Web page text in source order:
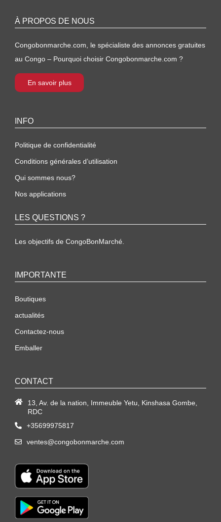
À PROPOS DE NOUS
Congobonmarche.com, le spécialiste des annonces gratuites
au Congo – Pourquoi choisir Congobonmarche.com ?
En savoir plus
INFO
Politique de confidentialité
Conditions générales d’utilisation
Qui sommes nous?
Nos applications
LES QUESTIONS ?
Les objectifs de CongoBonMarché.
IMPORTANTE
Boutiques
actualités
Contactez-nous
Emballer
CONTACT
13, Av. de la nation, Immeuble Yetu, Kinshasa Gombe,
RDC
+35699975817
ventes@congobonmarche.com